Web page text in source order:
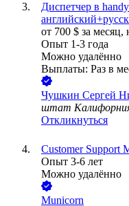
Диспетчер в
от 700 $ за месяц,
Опыт 1-3 года
Можно удалённо
Выплаты: Раз в
Чушкин Сергей
штат
Откликнуться
Customer Support
Опыт 3-6 лет
Можно удалённо
Municorn